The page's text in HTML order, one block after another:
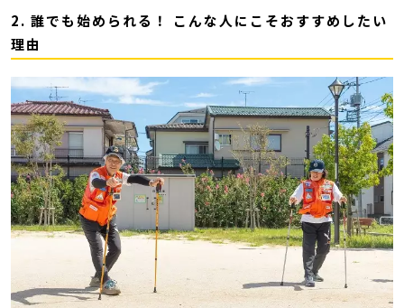
2. 誰でも始められる！ こんな人にこそおすすめしたい
理由